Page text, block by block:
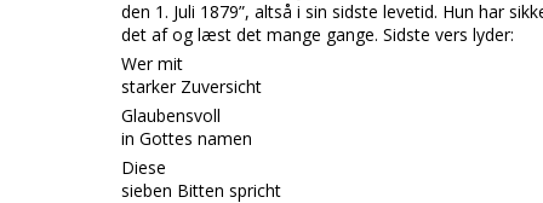
den 1. Juli 1879”, altså i sin sidste levetid. Hun har
det af og læst det mange gange. Sidste vers lyder:
Wer mit
starker Zuversicht
Glaubensvoll
in Gottes namen
Diese
sieben Bitten spricht